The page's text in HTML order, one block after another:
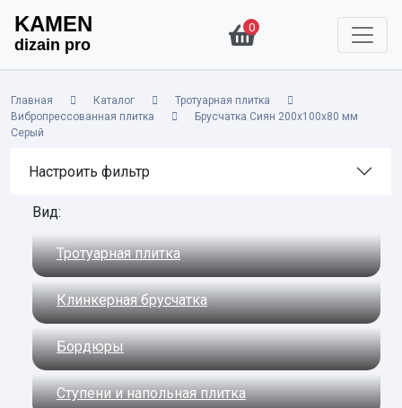
KAMEN
dizain pro
0
Главная Каталог
Тротуарная плитка
Вибропрессованная плитка
Брусчатка Сиян 200х100х80 мм
Серый
Настроить фильтр
Вид:
Тротуарная плитка
Клинкерная брусчатка
Бордюры
Ступени и напольная плитка